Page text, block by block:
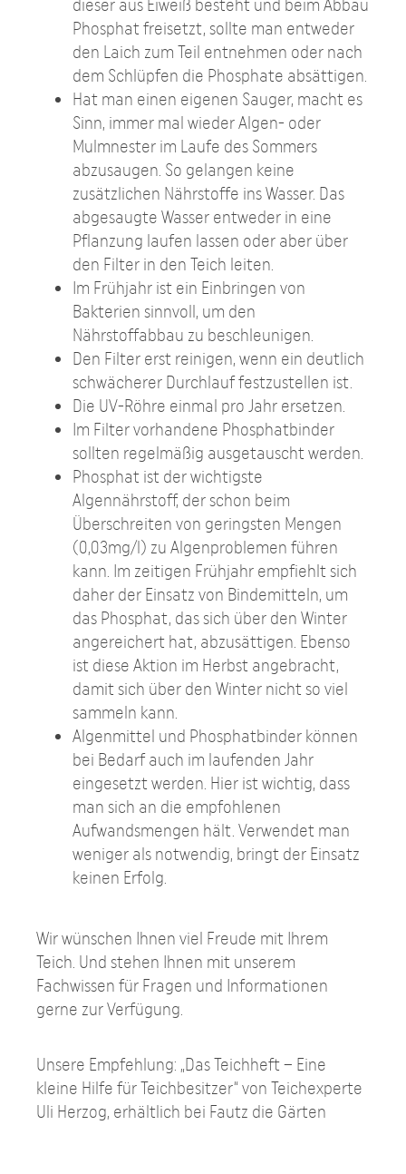
dieser aus Eiweiß besteht und beim Abbau
Phosphat freisetzt, sollte man entweder
den Laich zum Teil entnehmen oder nach
dem Schlüpfen die Phosphate absättigen.
Hat man einen eigenen Sauger, macht es
Sinn, immer mal wieder Algen- oder
Mulmnester im Laufe des Sommers
abzusaugen. So gelangen keine
zusätzlichen Nährstoffe ins Wasser. Das
abgesaugte Wasser entweder in eine
Pflanzung laufen lassen oder aber über
den Filter in den Teich leiten.
Im Frühjahr ist ein Einbringen von
Bakterien sinnvoll, um den
Nährstoffabbau zu beschleunigen.
Den Filter erst reinigen, wenn ein deutlich
schwächerer Durchlauf festzustellen ist.
Die UV-Röhre einmal pro Jahr ersetzen.
Im Filter vorhandene Phosphatbinder
sollten regelmäßig ausgetauscht werden.
Phosphat ist der wichtigste
Algennährstoff, der schon beim
Überschreiten von geringsten Mengen
(0,03mg/l) zu Algenproblemen führen
kann. Im zeitigen Frühjahr empfiehlt sich
daher der Einsatz von Bindemitteln, um
das Phosphat, das sich über den Winter
angereichert hat, abzusättigen. Ebenso
ist diese Aktion im Herbst angebracht,
damit sich über den Winter nicht so viel
sammeln kann.
Algenmittel und Phosphatbinder können
bei Bedarf auch im laufenden Jahr
eingesetzt werden. Hier ist wichtig, dass
man sich an die empfohlenen
Aufwandsmengen hält. Verwendet man
weniger als notwendig, bringt der Einsatz
keinen Erfolg.
Wir wünschen Ihnen viel Freude mit Ihrem
Teich. Und stehen Ihnen mit unserem
Fachwissen für Fragen und Informationen
gerne zur Verfügung.
Unsere Empfehlung: „Das Teichheft – Eine
kleine Hilfe für Teichbesitzer“ von Teichexperte
Uli Herzog, erhältlich bei Fautz die Gärten